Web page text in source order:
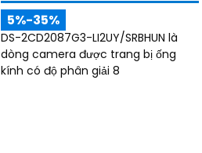
5%-35%
DS-2CD2087G3-LI2UY/SRBHUN là
dòng camera được trang bị ống
kính có độ phân giải 8